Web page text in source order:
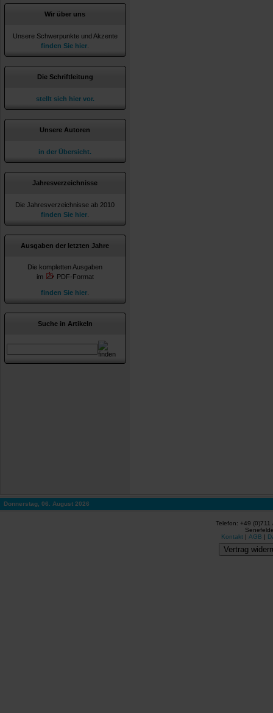
Wir über uns
Unsere Schwerpunkte und Akzente
finden Sie hier
Die Schriftleitung
stellt sich hier vor.
Unsere Autoren
in der Übersicht.
Jahresverzeichnisse
Die Jahresverzeichnisse ab 2010
finden Sie hier
Ausgaben der letzten Jahre
Die kompletten Ausgaben
im
PDF-Format
finden Sie hier
Suche in Artikeln
Donnerstag, 06. August 2026
Telefon: +49
Kontakt | AGB |
Vertrag